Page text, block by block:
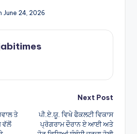
June 24, 2026
ਤੇ
ਵੱਲੋਂ
Next Post
ਪੀ.ਏ.ਯੂ. ਵਿਖੇ ਫੈਕਲਟੀ ਵਿਕਾਸ
ਪ੍ਰੋਗਰਾਮ ਦੌਰਾਨ ਏ ਆਈ ਅਤੇ